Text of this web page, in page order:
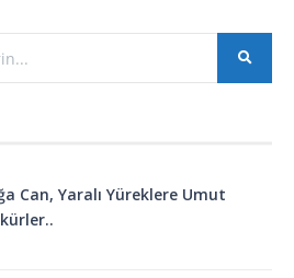
Can, Yaralı Yüreklere Umut